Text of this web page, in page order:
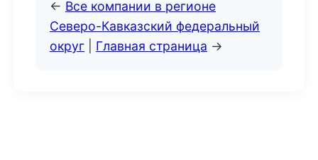
← Все компании в регионе
Северо-Кавказский федеральный
округ
Главная страница →